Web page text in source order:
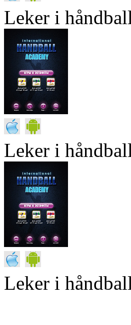
Leker i
Leker i
Leker i